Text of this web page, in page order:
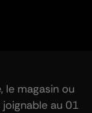
le magasin ou
au 01